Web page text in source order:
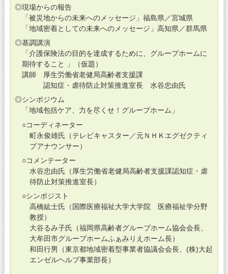
◎現場からの報告
「被災地からの未来へのメッセージ」福島県／宮城県
「地域密着としての未来へのメッセージ」高知県／群馬県
◎基調講演
「介護保険法の目的を達成するために、グループホームに
期待すること 」（仮題）
講師 厚生労働省老健局高齢者支援課
認知症・虐待防止対策推進室長 水谷忠由氏
◎シンポジウム
「地域包括ケア、力を尽くせ！グループホーム」
○コーディネーター
町永俊雄氏（テレビキャスター／元ＮＨＫエグゼクティ
ブアナウンサー）
○コメンテーター
水谷忠由氏（厚生労働省老健局高齢者支援課認知症・虐
待防止対策推進室長）
○シンポジスト
高橋紘士氏（国際医療福祉大学大学院 医療福祉学分野
教授）
大谷るみ子氏（福岡県高齢者グループホーム協会会長、
大牟田市グループホームふぁみりえホーム長）
和田行男（東京都地域密着型事業者協議会会長、(株)大起
エンゼルヘルプ事業部長）